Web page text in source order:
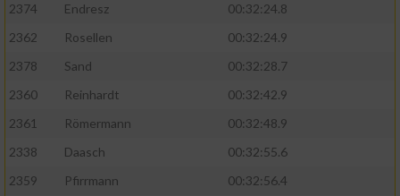
2374
Endresz
00:32:24.8
2362
Rosellen
00:32:24.9
2378
Sand
00:32:28.7
2360
Reinhardt
00:32:42.9
2361
Römermann
00:32:48.9
2338
Daasch
00:32:55.6
2359
Pfirrmann
00:32:56.4